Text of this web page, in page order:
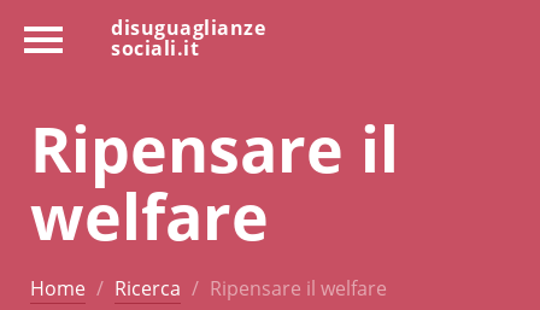
disuguaglianze
sociali.it
Ripensare il
welfare
Home Ricerca Ripensare il welfare